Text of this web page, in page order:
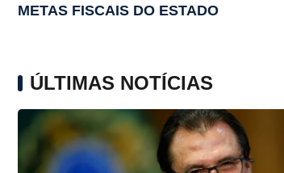
METAS FISCAIS DO ESTADO
ÚLTIMAS NOTÍCIAS